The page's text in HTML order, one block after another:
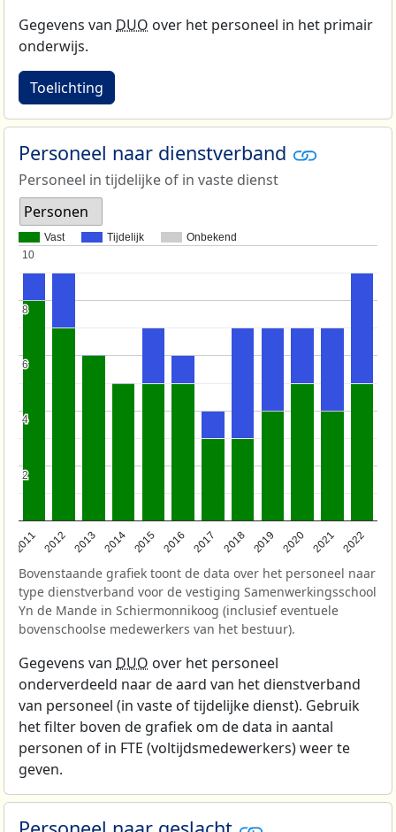
Gegevens van DUO over het personeel in het primair
onderwijs.
Toelichting
Personeel naar dienstverband
Personeel in tijdelijke of in vaste dienst
Personen
Vast Tijdelijk Onbekend
2011 2012 2013 2014 2015 2016 2017 2018 2019 2020 2021 2022
2
2
4
4
6
6
8
8
10
10
Bovenstaande grafiek toont de data over het personeel naar
type dienstverband voor de vestiging Samenwerkingsschool
Yn de Mande in Schiermonnikoog (inclusief eventuele
bovenschoolse medewerkers van het bestuur).
Gegevens van DUO over het personeel
onderverdeeld naar de aard van het dienstverband
van personeel (in vaste of tijdelijke dienst). Gebruik
het filter boven de grafiek om de data in aantal
personen of in FTE (voltijdsmedewerkers) weer te
geven.